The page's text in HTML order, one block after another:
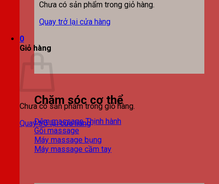
Chưa có sản phẩm trong giỏ hàng.
Quay trở lại cửa hàng
0
Giỏ hàng
Chưa có sản phẩm trong giỏ hàng.
Quay trở lại cửa hàng
Chăm sóc cơ thể
Đệm massage
Gối massage
Máy massage bụng
Máy massage cầm tay